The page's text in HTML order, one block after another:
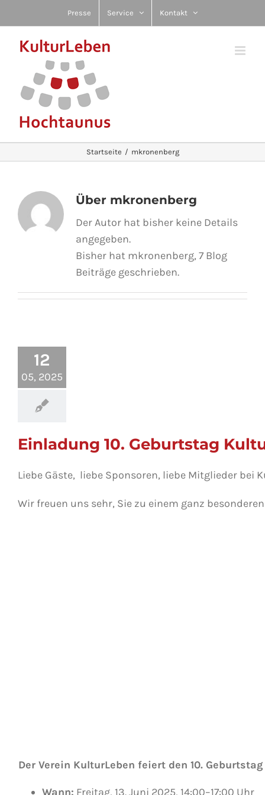
Inhalt
springen
Presse Service Kontakt
Startseite mkronenberg
Über mkronenberg
Der Autor hat bisher keine Details
angegeben.
Bisher hat mkronenberg, 7 Blog
Beiträge geschrieben.
12
05, 2025
Einladung 10. Geburtstag
Liebe Gäste, liebe Sponsoren, liebe Mitglieder bei
Wir freuen uns sehr, Sie zu einem ganz
Der Verein KulturLeben feiert den 10.
Wann: Freitag, 13. Juni 2025, 14:00–17:00 Uhr